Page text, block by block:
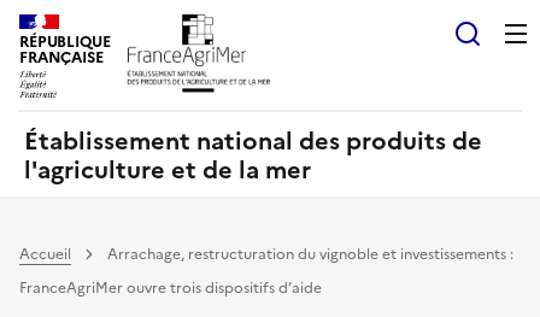
RÉPUBLIQUE
FRANÇAISE
Établissement national des produits de
l'agriculture et de la mer
Accueil
Arrachage, restructuration du vignoble et investissements :
FranceAgriMer ouvre trois dispositifs d’aide
Panneau de gestion des cookies